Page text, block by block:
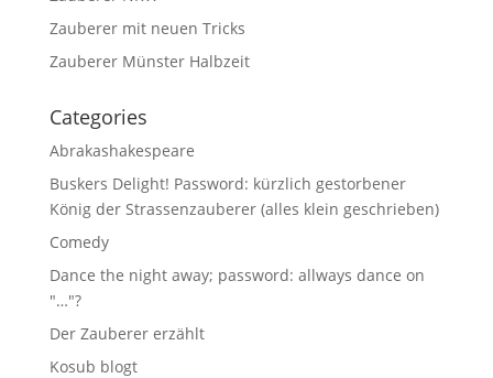
Zauberer mit neuen Tricks
Zauberer Münster Halbzeit
Categories
Abrakashakespeare
Buskers Delight! Password: kürzlich gestorbener
König der Strassenzauberer (alles klein geschrieben)
Comedy
Dance the night away; password: allways dance on
"…"?
Der Zauberer erzählt
Kosub blogt